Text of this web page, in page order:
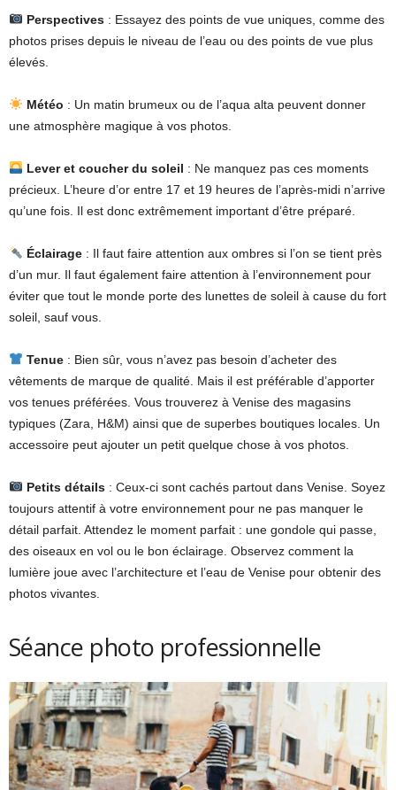
Perspectives: Essayez des points de vue uniques, comme des
photos prises depuis le niveau de l’eau ou des points de vue plus
élevés.
Météo : Un matin brumeux ou de l’aqua alta peuvent donner
une atmosphère magique à vos photos.
Lever et coucher du soleil : Ne manquez pas ces moments
précieux. L’heure d’or entre 17 et 19 heures de l’après-midi n’arrive
qu’une fois. Il est donc extrêmement important d’être préparé.
Éclairage: Il faut faire attention aux ombres si l’on se tient près
d’un mur. Il faut également faire attention à l’environnement pour
éviter que tout le monde porte des lunettes de soleil à cause du fort
soleil, sauf vous.
Tenue: Bien sûr, vous n’avez pas besoin d’acheter des
vêtements de marque de qualité. Mais il est préférable d’apporter
vos tenues préférées. Vous trouverez à Venise des magasins
typiques (Zara, H&M) ainsi que de superbes boutiques locales. Un
accessoire peut ajouter un petit quelque chose à vos photos.
Petits détails: Ceux-ci sont cachés partout dans Venise. Soyez
toujours attentif à votre environnement pour ne pas manquer le
détail parfait. Attendez le moment parfait : une gondole qui passe,
des oiseaux en vol ou le bon éclairage. Observez comment la
lumière joue avec l’architecture et l’eau de Venise pour obtenir des
photos vivantes.
Séance photo professionnelle